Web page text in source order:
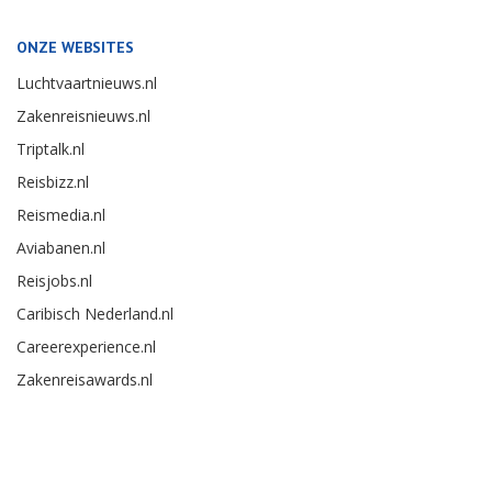
ONZE WEBSITES
Luchtvaartnieuws.nl
Zakenreisnieuws.nl
Triptalk.nl
Reisbizz.nl
Reismedia.nl
Aviabanen.nl
Reisjobs.nl
Caribisch Nederland.nl
Careerexperience.nl
Zakenreisawards.nl